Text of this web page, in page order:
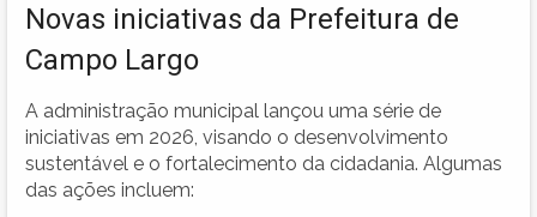
Novas iniciativas da Prefeitura de
Campo Largo
A administração municipal lançou uma série de
iniciativas em 2026, visando o desenvolvimento
sustentável e o fortalecimento da cidadania. Algumas
das ações incluem: